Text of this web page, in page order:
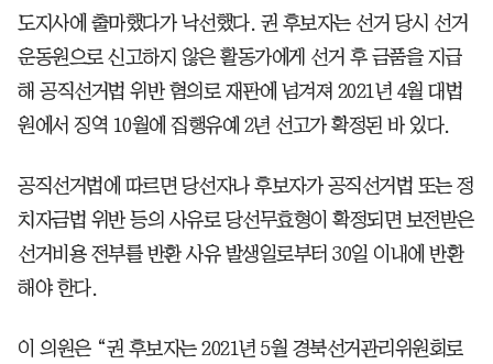
도지사에 출마했다가 낙선했다. 권 후보자는 선거 당시 선거
운동원으로 신고하지 않은 활동가에게 선거 후 금품을 지급
해 공직선거법 위반 혐의로 재판에 넘겨져 2021년 4월 대법
원에서 징역 10월에 집행유예 2년 선고가 확정된 바 있다.
공직선거법에 따르면 당선자나 후보자가 공직선거법 또는 정
치자금법 위반 등의 사유로 당선무효형이 확정되면 보전받은
선거비용 전부를 반환 사유 발생일로부터 30일 이내에 반환
해야 한다.
이 의원은 “권 후보자는 2021년 5월 경북선거관리위원회로